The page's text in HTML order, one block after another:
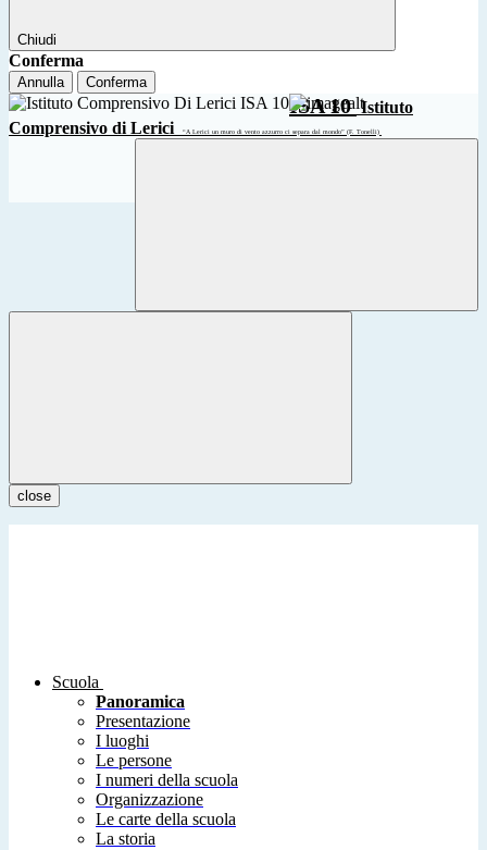
Chiudi
Conferma
Annulla Conferma
ISA 10 Istituto
Comprensivo di Lerici
“A Lerici un muro di vento azzurro ci separa dal mondo” (F. Tonelli)
close
Scuola
Panoramica
Presentazione
I luoghi
Le persone
I numeri della scuola
Organizzazione
Le carte della scuola
La storia